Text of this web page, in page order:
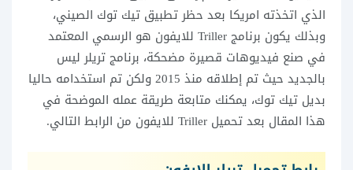
الذي اتخذته امريكا بعد حظر تطبيق تيك توك الصيني،
وبذلك يكون برنامج Triller للايفون هو الرسمي المعتمد
في صنع فيديوهات قصيرة مضحكة، برنامج تريلر ليس
بالجديد حيث تم إطلاقه منذ 2015 ولكن تم استخدامه حاليا
بديل تيك توك، يمكنك متابعة طريقة عمله الموضحة في
هذا المقال بعد تحميل Triller للايفون من الرابط التالي.